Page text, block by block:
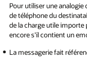
Pour utiliser une
de téléphone du
de la charge utile importe
encore s'il contient un
La messagerie fait